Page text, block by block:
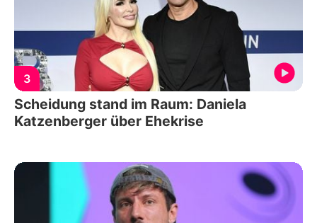
3
Scheidung stand im Raum: Daniela
Katzenberger über Ehekrise